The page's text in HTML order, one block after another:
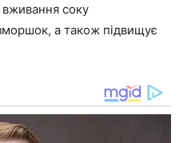
соку
а також підвищує